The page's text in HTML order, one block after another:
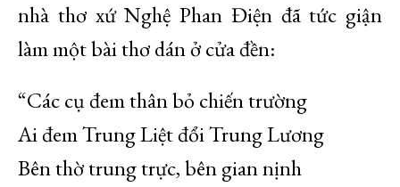
nhà thơ xứ Nghệ Phan Điện đã tức giận
làm một bài thơ dán ở cửa đền:
“Các cụ đem thân bỏ chiến trường
Ai đem Trung Liệt đổi Trung Lương
Bên thờ trung trực, bên gian nịnh